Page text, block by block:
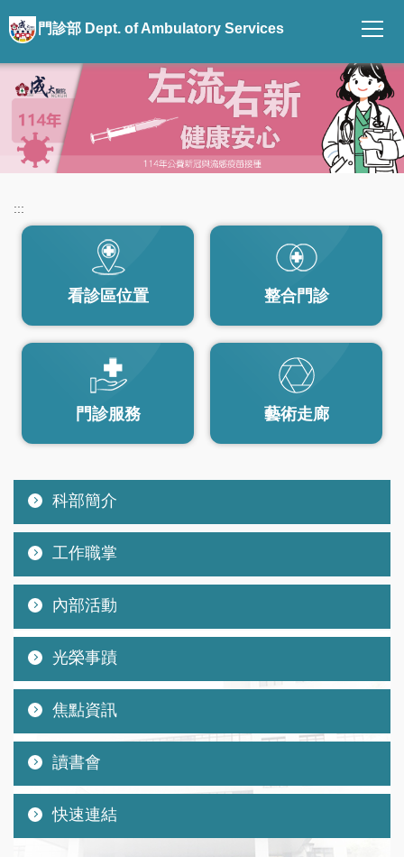
到
要
內
門診部 Dept. of Ambulatory Services
:::
看診區位置 整合門診
門診服務 藝術走廊
科部簡介
工作職掌
內部活動
光榮事蹟
焦點資訊
讀書會
快速連結